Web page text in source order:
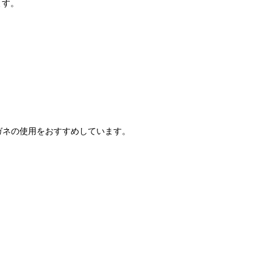
。
の使用をおすすめしています。